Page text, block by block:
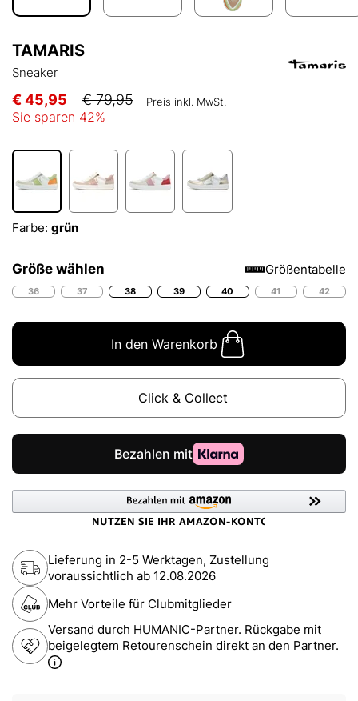
TAMARIS
Sneaker
€ 45,95 € 79,95 Preis inkl. MwSt.
Sie sparen 42%
Farbe: grün
Größe wählen Größentabelle
36 37 38 39 40 41 42
In den Warenkorb
Click & Collect
Lieferung in 2-5 Werktagen, Zustellung
voraussichtlich ab 12.08.2026
Mehr Vorteile für Clubmitglieder
Versand durch HUMANIC-Partner. Rückgabe mit
beigelegtem Retourenschein direkt an den Partner.